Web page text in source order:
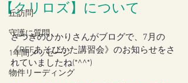
丘訪問
守護に質問
1年間メッセージ
物件リーディング
【クリロズ】について
さつきのひかりさんがブログで、7月の
《REFあそびかた講習会》のお知らせをさ
れていましたね(*^^*)